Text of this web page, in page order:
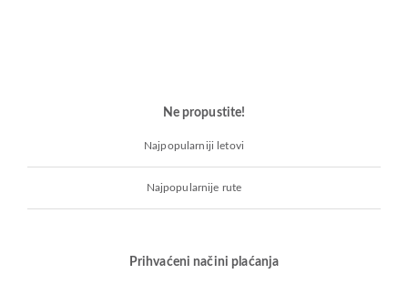
Ne propustite!
Najpopularniji letovi
Najpopularnije rute
Prihvaćeni načini plaćanja